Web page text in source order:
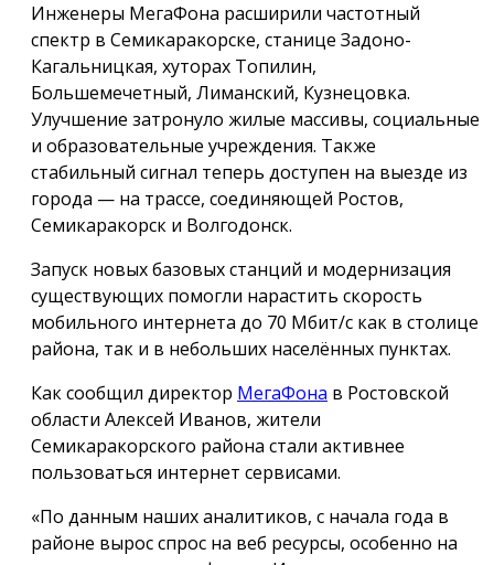
Инженеры МегаФона расширили частотный
спектр в Семикаракорске, станице Задоно-
Кагальницкая, хуторах Топилин,
Большемечетный, Лиманский, Кузнецовка.
Улучшение затронуло жилые массивы, социальные
и образовательные учреждения. Также
стабильный сигнал теперь доступен на выезде из
города — на трассе, соединяющей Ростов,
Семикаракорск и Волгодонск.
Запуск новых базовых станций и модернизация
существующих помогли нарастить скорость
мобильного интернета до 70 Мбит/с как в столице
района, так и в небольших населённых пунктах.
Как сообщил директор МегаФона в Ростовской
области Алексей Иванов, жители
Семикаракорского района стали активнее
пользоваться интернет сервисами.
«По данным наших аналитиков, с начала года в
районе вырос спрос на веб ресурсы, особенно на